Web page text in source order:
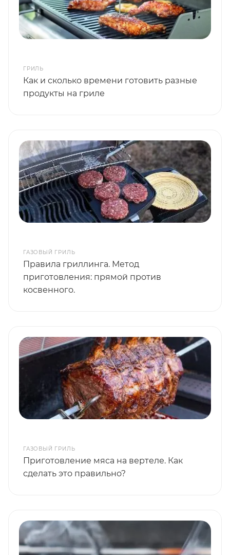
ГРИЛЬ
Как и сколько времени готовить разные
продукты на гриле
ГАЗОВЫЙ ГРИЛЬ
Правила гриллинга. Метод
приготовления: прямой против
косвенного.
ГАЗОВЫЙ ГРИЛЬ
Приготовление мяса на вертеле. Как
сделать это правильно?